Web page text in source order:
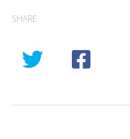
SHARE